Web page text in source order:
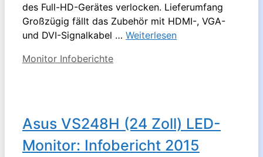
des Full-HD-Gerätes verlocken. Lieferumfang
Großzügig fällt das Zubehör mit HDMI-, VGA-
und DVI-Signalkabel … Weiterlesen
Kategorien
Monitor Infoberichte
Asus VS248H (24 Zoll) LED-
Monitor: Infobericht 2015